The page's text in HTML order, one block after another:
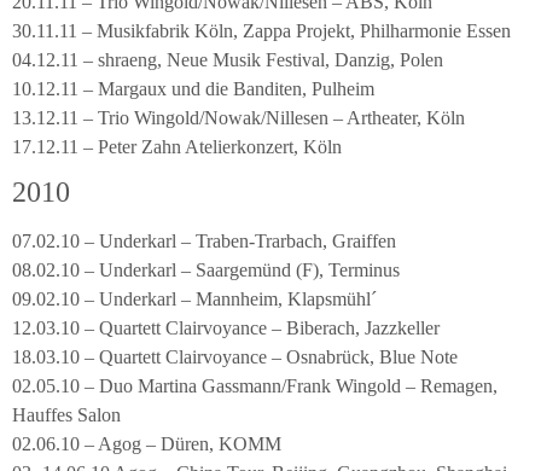
30.11.11 – Musikfabrik Köln, Zappa Projekt, Philharmonie Essen
04.12.11 – shraeng, Neue Musik Festival, Danzig, Polen
10.12.11 – Margaux und die Banditen, Pulheim
13.12.11 – Trio Wingold/Nowak/Nillesen – Artheater, Köln
17.12.11 – Peter Zahn Atelierkonzert, Köln
2010
07.02.10 – Underkarl – Traben-Trarbach, Graiffen
08.02.10 – Underkarl – Saargemünd (F), Terminus
09.02.10 – Underkarl – Mannheim, Klapsmühl´
12.03.10 – Quartett Clairvoyance – Biberach, Jazzkeller
18.03.10 – Quartett Clairvoyance – Osnabrück, Blue Note
02.05.10 – Duo Martina Gassmann/Frank Wingold – Remagen,
Hauffes Salon
02.06.10 – Agog – Düren, KOMM